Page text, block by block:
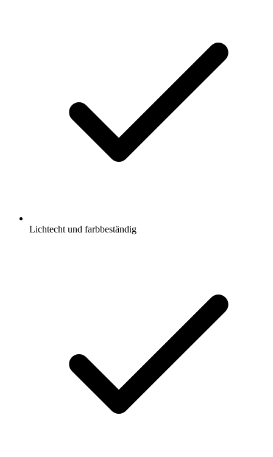
Lichtecht und farbbeständig